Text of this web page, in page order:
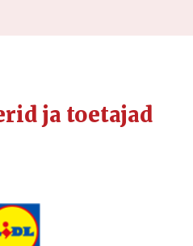
ja toetajad